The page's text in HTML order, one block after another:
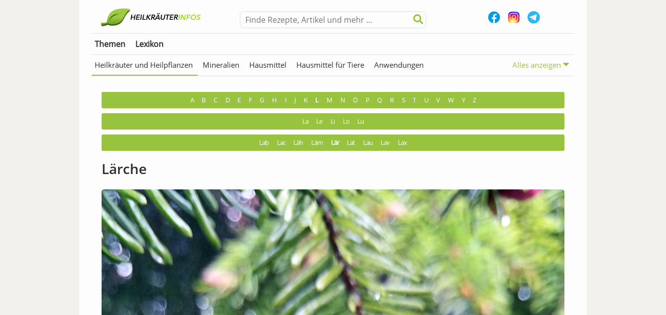
Themen Lexikon
Heilkräuter und Heilpflanzen Mineralien Hausmittel Hausmittel für Tiere Anwendungen Alles anzeigen
A B C D E F G H I J K L M N Ö P Q R S T U V W Y Z
La Le Li Lo Lu
Lab Lac Läh Läm Lär Lat Lau Lav Lax
Lärche